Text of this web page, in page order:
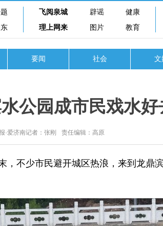
飞阅泉城 辟谣
健康
理上网来
图片 教育
要闻 社会 文
公园成市民戏水好
·爱济南记者：张刚 责任编辑：高原
不少市民避开城区热浪，来到龙鼎